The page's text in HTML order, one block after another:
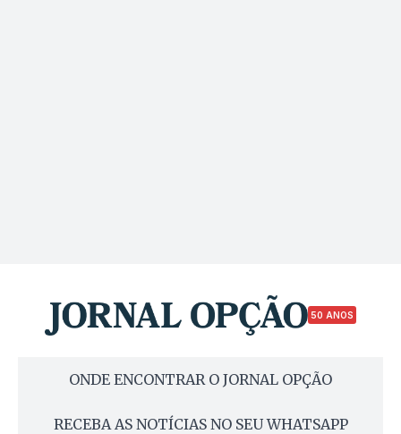
50 ANOS
ONDE ENCONTRAR O JORNAL OPÇÃO
RECEBA AS NOTÍCIAS NO SEU WHATSAPP